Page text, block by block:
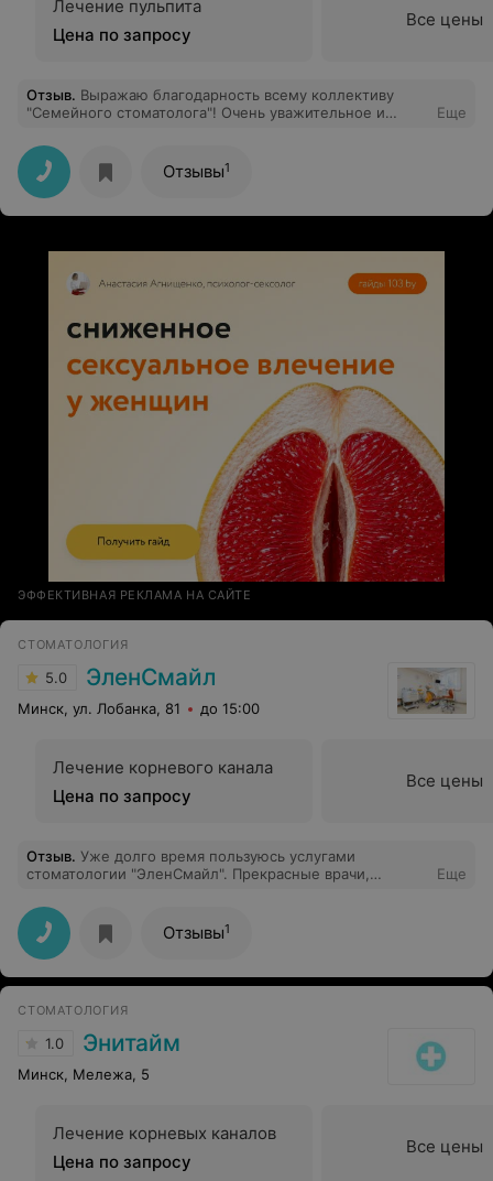
Лечение пульпита
Цена по запросу
Все цены
Отзыв. Выражаю благодарность всему коллективу
"Семейного стоматолога"! Очень уважительное и
подход к каждому, все очень доброжелательные.
Лечение прошло СОВСЕМ НЕ БОЛЬНО! Теперь не буду
бояться посещать стоматолога. Отдельно спасибо
Ирине Леонидовне Бобковой, просто прекрасный
специалист. Удачи Вам и послушных и адекватных
Еще
Отзывы1
ЭФФЕКТИВНАЯ РЕКЛАМА НА САЙТЕ
СТОМАТОЛОГИЯ
5.0 ЭленСмайл
Минск, ул. Лобанка, 81 до 15:00
Лечение корневого канала
Цена по запросу
Все цены
Отзыв. Уже долго время пользуюсь услугами
стоматологии "ЭленСмайл". Прекрасные врачи,
Владимировне, чуткий врач и профессионал своего
дела!
Еще
Отзывы1
СТОМАТОЛОГИЯ
1.0 Энитайм
Минск, Мележа, 5
Лечение корневых каналов
Цена по запросу
Все цены